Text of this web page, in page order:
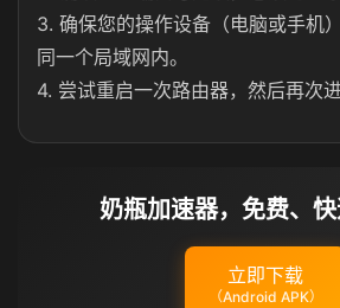
3. 确保您的操作设备（电脑或手机
同一个局域网内。
4. 尝试重启一次路由器，然后再次进
奶瓶加速器，免费、
立即下载
（Android APK）